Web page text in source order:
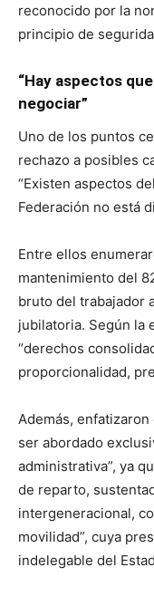
reconocido por la
principio de
“Hay aspectos
negociar”
Uno de los puntos
rechazo a posibles
“Existen aspectos
Federación no está
Entre ellos
mantenimiento del
bruto del trabajador
jubilatoria. Según la
“derechos
proporcionalidad,
Además,
ser abordado
administrativa”, ya
de reparto,
intergeneracional,
movilidad”, cuya
indelegable del